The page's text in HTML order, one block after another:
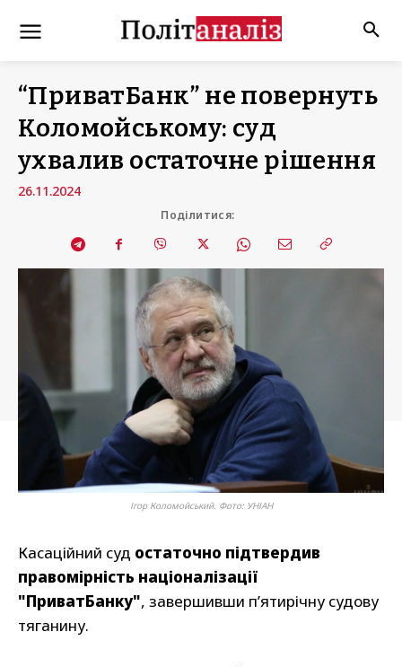
“ПриватБанк” не повернуть
Коломойському: суд
ухвалив остаточне рішення
26.11.2024
Поділитися:
Ігор Коломойський. Фото: УНІАН
Касаційний суд остаточно підтвердив
правомірність націоналізації
"ПриватБанку", завершивши п’ятирічну судову
тяганину.